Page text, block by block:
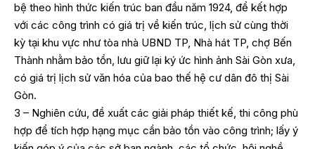
bệ theo hình thức kiến trúc ban đầu năm 1924, để kết hợp
với các công trình có giá trị về kiến trúc, lịch sử cùng thời
kỳ tại khu vực như tòa nhà UBND TP, Nhà hát TP, chợ Bến
Thành nhằm bảo tồn, lưu giữ lại ký ức hình ảnh Sài Gòn xưa,
có giá trị lịch sử văn hóa của bao thế hệ cư dân đô thị Sài
Gòn.
3 – Nghiên cứu, đề xuất các giải pháp thiết kế, thi công phù
hợp để tích hợp hạng mục cần bảo tồn vào công trình; lấy ý